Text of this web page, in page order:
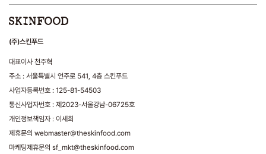
(주)스킨푸드
대표이사 천주혁
주소 : 서울특별시 언주로 541, 4층 스킨푸드
사업자등록번호 : 125-81-54503
통신사업자번호 : 제2023-서울강남-06725호
개인정보책임자 : 이세희
제휴문의 webmaster@theskinfood.com
마케팅제휴문의 sf_mkt@theskinfood.com